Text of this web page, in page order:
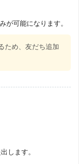
が可能になります。
ため、友だち追加
します。